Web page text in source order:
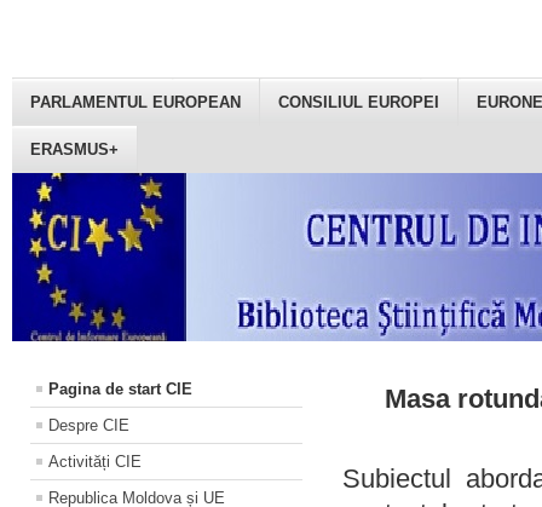
PARLAMENTUL EUROPEAN CONSILIUL EUROPEI
ERASMUS+
Pagina de start CIE
Despre CIE
Activități CIE
Republica Moldova și UE
Masa
Subiectul